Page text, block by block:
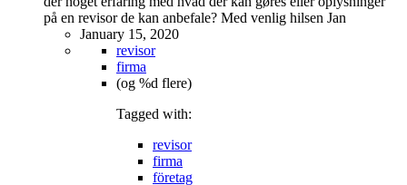
på en revisor de kan anbefale? Med venlig hilsen Jan
January 15, 2020
revisor
firma
(og %d flere)
Tagged with:
revisor
firma
företag